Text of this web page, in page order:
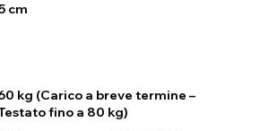
cm
kg (Carico a breve termine –
fino a 80 kg)